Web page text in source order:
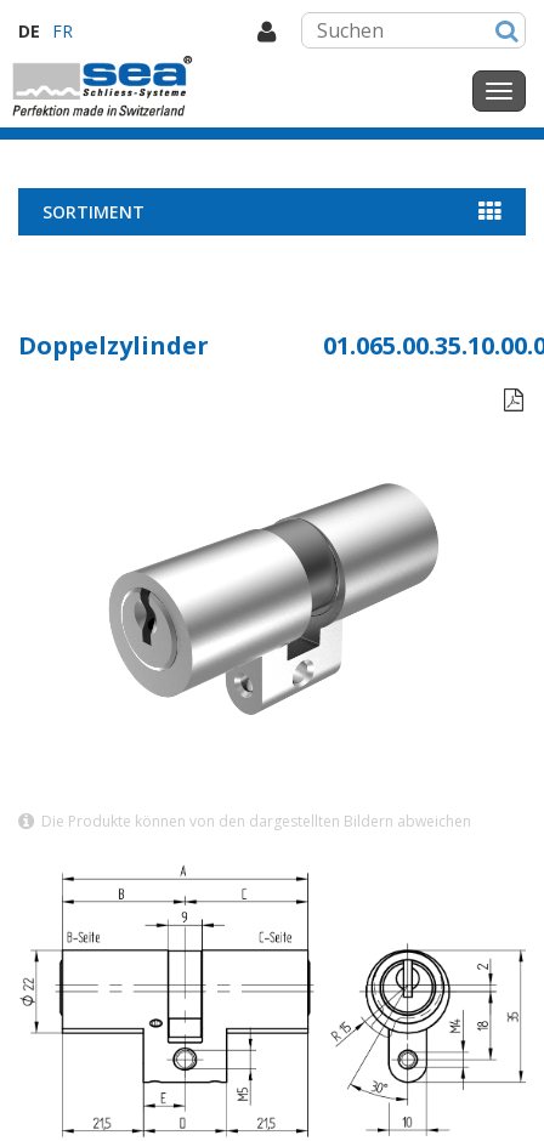
DE FR
SORTIMENT
Doppelzylinder

Die Produkte können von den dargestellten Bildern abweichen